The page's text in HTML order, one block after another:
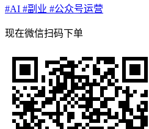
#AI #副业 #公众号运营
现在微信扫码下单